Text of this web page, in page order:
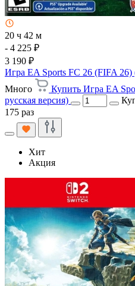
20 ч 42 м
- 4 225 ₽
3 190 ₽
Игра EA Sports FC 26 (FIFA 26)
Много
Купить Игра EA
русская версия)
175 раз
Хит
Акция